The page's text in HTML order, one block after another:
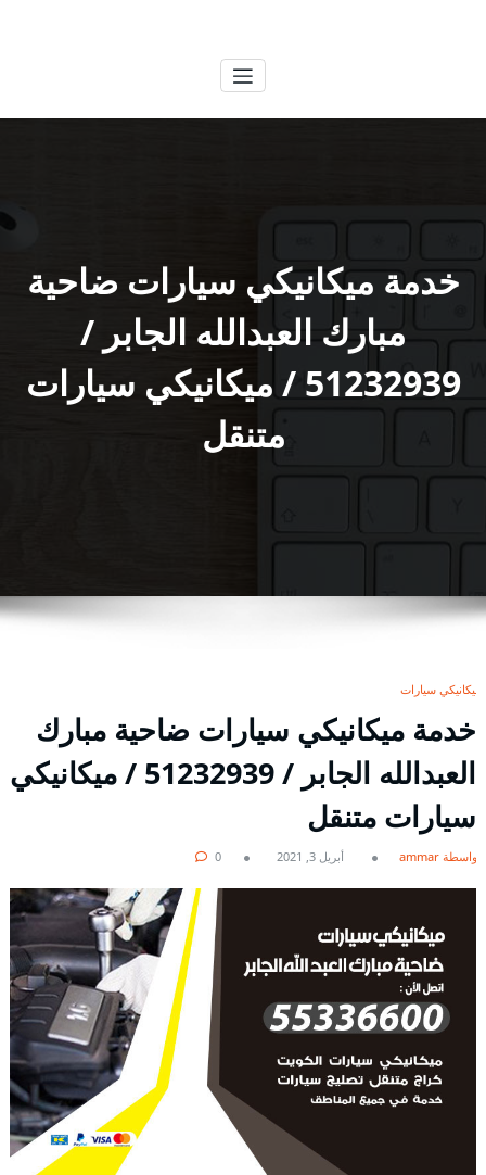
خدمة ميكانيكي سيارات ضاحية
مبارك العبدالله الجابر /
51232939‬ / ميكانيكي سيارات
متنقل
ميكانيكي سيارات
خدمة ميكانيكي سيارات ضاحية مبارك
العبدالله الجابر / 51232939‬ / ميكانيكي
سيارات متنقل
بواسطة ammar أبريل 3, 2021 0